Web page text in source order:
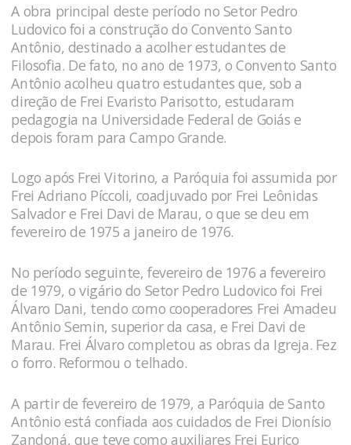
A obra principal deste período no Setor Pedro
Ludovico foi a construção do Convento Santo
Antônio, destinado a acolher estudantes de
Filosofia. De fato, no ano de 1973, o Convento Santo
Antônio acolheu quatro estudantes que, sob a
direção de Frei Evaristo Parisotto, estudaram
pedagogia na Universidade Federal de Goiás e
depois foram para Campo Grande.
Logo após Frei Vitorino, a Paróquia foi assumida por
Frei Adriano Píccoli, coadjuvado por Frei Leônidas
Salvador e Frei Davi de Marau, o que se deu em
fevereiro de 1975 a janeiro de 1976.
No período seguinte, fevereiro de 1976 a fevereiro
de 1979, o vigário do Setor Pedro Ludovico foi Frei
Álvaro Dani, tendo como cooperadores Frei Amadeu
Antônio Semin, superior da casa, e Frei Davi de
Marau. Frei Álvaro completou as obras da Igreja. Fez
o forro. Reformou o telhado.
A partir de fevereiro de 1979, a Paróquia de Santo
Antônio está confiada aos cuidados de Frei Dionísio
Zandoná, que teve como auxiliares Frei Eurico